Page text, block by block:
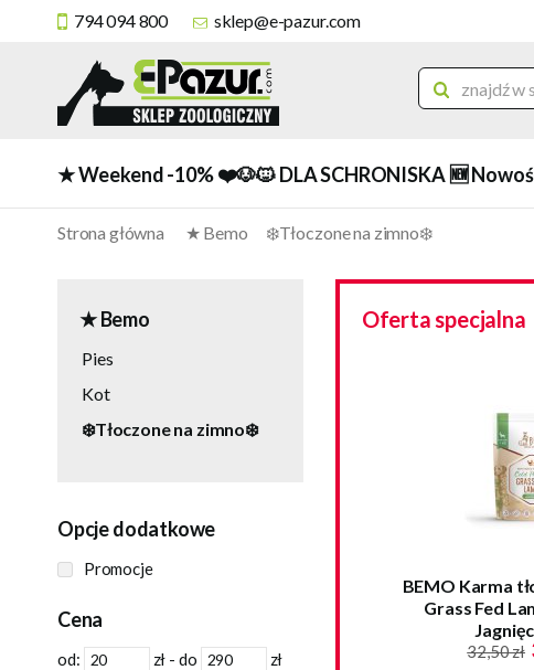
794 094 800 sklep@e-pazur.com
★ Weekend -10% ❤️🐶🐱 DLA SCHRONISKA 🆕
Strona główna ★ Bemo ❄️Tłoczone na zimno❄️
★ Bemo
Pies
Kot
❄️Tłoczone na zimno❄️
Opcje dodatkowe
Promocje
Cena
od: zł - do zł
Oferta specjalna
BEMO Karma
Grass Fed
32,50 zł